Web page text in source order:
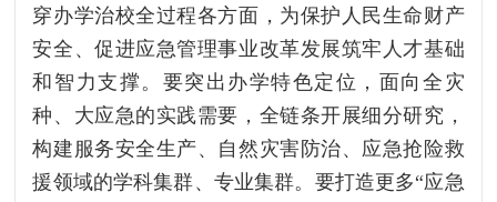
穿办学治校全过程各方面，为保护人民生命财产
安全、促进应急管理事业改革发展筑牢人才基础
和智力支撑。要突出办学特色定位，面向全灾
种、大应急的实践需要，全链条开展细分研究，
构建服务安全生产、自然灾害防治、应急抢险救
援领域的学科集群、专业集群。要打造更多“应急